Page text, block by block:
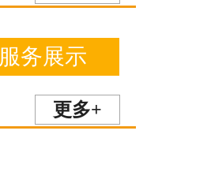
服务展示
更多+